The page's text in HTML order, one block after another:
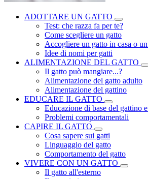
ADOTTARE UN GATTO
Test: che razza fa per te?
Come scegliere un gatto
Accogliere un gatto in casa o
Idee di nomi per gatti
ALIMENTAZIONE DEL GATTO
Il gatto può mangiare...?
Alimentazione del gatto adulto
Alimentazione del gattino
EDUCARE IL GATTO
Educazione di base del gattino
Problemi comportamentali
CAPIRE IL GATTO
Cosa sapere sui gatti
Linguaggio del gatto
Comportamento del gatto
VIVERE CON UN GATTO
Il gatto all'esterno